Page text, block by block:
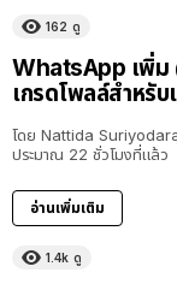
162 ดู
WhatsApp เพิ่ม
เกรดโพลล์สำหรั
โดย Nattida
ประมาณ 22 ชั่วโมงที่แล้ว
อ่านเพิ่มเติม
1.4k ดู